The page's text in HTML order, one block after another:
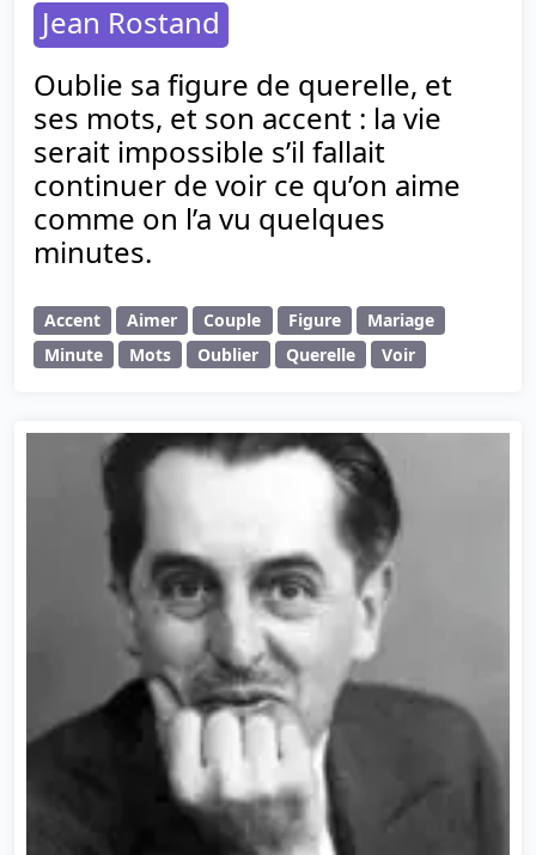
Jean Rostand
Oublie sa figure de querelle, et
ses mots, et son accent : la vie
serait impossible s’il fallait
continuer de voir ce qu’on aime
comme on l’a vu quelques
minutes.
Accent Aimer Couple Figure
Mariage
Minute
Mots Oublier Querelle Voir